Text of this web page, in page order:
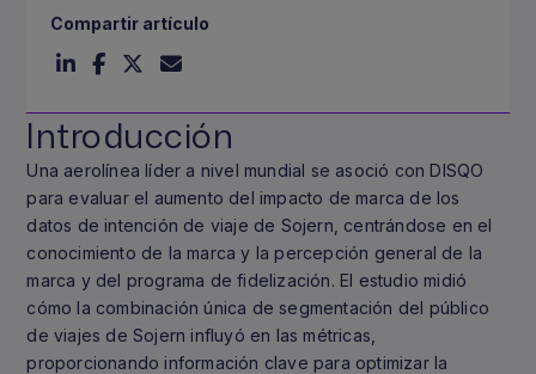
Introducción
Una aerolínea líder a nivel mundial se asoció con DISQO
para evaluar el aumento del impacto de marca de los
datos de intención de viaje de Sojern, centrándose en el
conocimiento de la marca y la percepción general de la
marca y del programa de fidelización. El estudio midió
cómo la combinación única de segmentación del público
de viajes de Sojern influyó en las métricas,
proporcionando información clave para optimizar la
Compartir artículo